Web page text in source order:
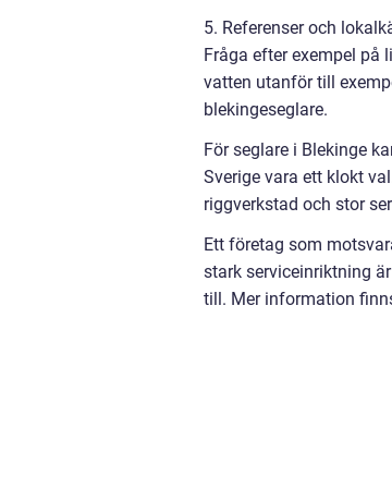
5. Referenser och
Fråga efter exempel på
vatten utanför till
blekingeseglare.
För seglare i Blekinge
Sverige vara ett klokt
riggverkstad och stor
Ett företag som
stark serviceinriktning
till. Mer information